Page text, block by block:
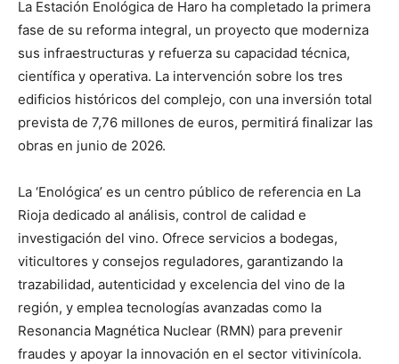
La Estación Enológica de Haro ha completado la primera
fase de su reforma integral, un proyecto que moderniza
sus infraestructuras y refuerza su capacidad técnica,
científica y operativa. La intervención sobre los tres
edificios históricos del complejo, con una inversión total
prevista de 7,76 millones de euros, permitirá finalizar las
obras en junio de 2026.
La ‘Enológica’ es un centro público de referencia en La
Rioja dedicado al análisis, control de calidad e
investigación del vino. Ofrece servicios a bodegas,
viticultores y consejos reguladores, garantizando la
trazabilidad, autenticidad y excelencia del vino de la
región, y emplea tecnologías avanzadas como la
Resonancia Magnética Nuclear (RMN) para prevenir
fraudes y apoyar la innovación en el sector vitivinícola.